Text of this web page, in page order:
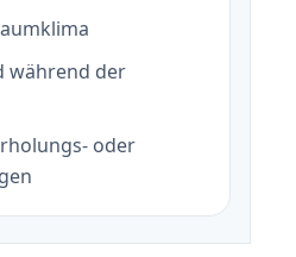
während der
oder